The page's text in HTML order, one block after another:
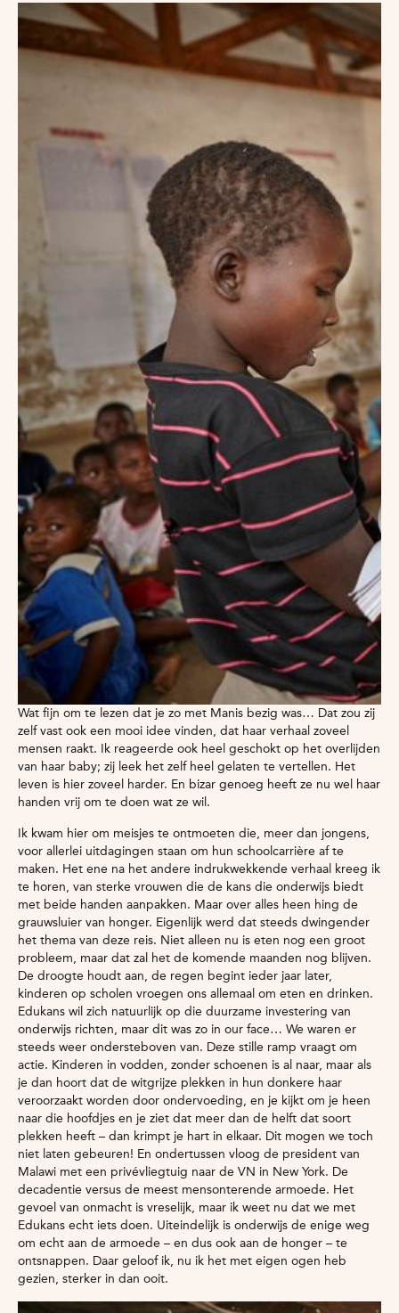
Wat fijn om te lezen dat je zo met Manis bezig was… Dat zou zij
zelf vast ook een mooi idee vinden, dat haar verhaal zoveel
mensen raakt. Ik reageerde ook heel geschokt op het overlijden
van haar baby; zij leek het zelf heel gelaten te vertellen. Het
leven is hier zoveel harder. En bizar genoeg heeft ze nu wel haar
handen vrij om te doen wat ze wil.
Ik kwam hier om meisjes te ontmoeten die, meer dan jongens,
voor allerlei uitdagingen staan om hun schoolcarrière af te
maken. Het ene na het andere indrukwekkende verhaal kreeg ik
te horen, van sterke vrouwen die de kans die onderwijs biedt
met beide handen aanpakken. Maar over alles heen hing de
grauwsluier van honger. Eigenlijk werd dat steeds dwingender
het thema van deze reis. Niet alleen nu is eten nog een groot
probleem, maar dat zal het de komende maanden nog blijven.
De droogte houdt aan, de regen begint ieder jaar later,
kinderen op scholen vroegen ons allemaal om eten en drinken.
Edukans wil zich natuurlijk op die duurzame investering van
onderwijs richten, maar dit was zo in our face… We waren er
steeds weer ondersteboven van. Deze stille ramp vraagt om
actie. Kinderen in vodden, zonder schoenen is al naar, maar als
je dan hoort dat de witgrijze plekken in hun donkere haar
veroorzaakt worden door ondervoeding, en je kijkt om je heen
naar die hoofdjes en je ziet dat meer dan de helft dat soort
plekken heeft – dan krimpt je hart in elkaar. Dit mogen we toch
niet laten gebeuren! En ondertussen vloog de president van
Malawi met een privévliegtuig naar de VN in New York. De
decadentie versus de meest mensonterende armoede. Het
gevoel van onmacht is vreselijk, maar ik weet nu dat we met
Edukans echt iets doen. Uiteindelijk is onderwijs de enige weg
om echt aan de armoede – en dus ook aan de honger – te
ontsnappen. Daar geloof ik, nu ik het met eigen ogen heb
gezien, sterker in dan ooit.